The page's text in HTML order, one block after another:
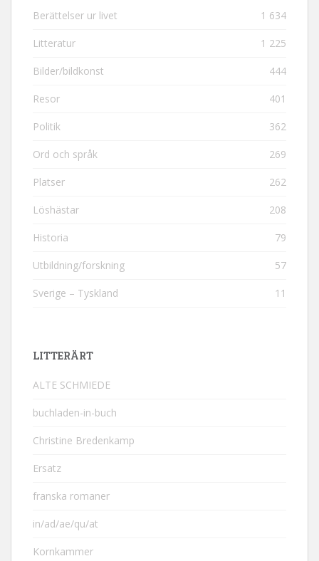
Berättelser ur livet 1 634
Litteratur 1 225
Bilder/bildkonst 444
Resor 401
Politik 362
Ord och språk 269
Platser 262
Löshästar 208
Historia 79
Utbildning/forskning 57
Sverige – Tyskland 11
LITTERÄRT
ALTE SCHMIEDE
buchladen-in-buch
Christine Bredenkamp
Ersatz
franska romaner
in/ad/ae/qu/at
Kornkammer